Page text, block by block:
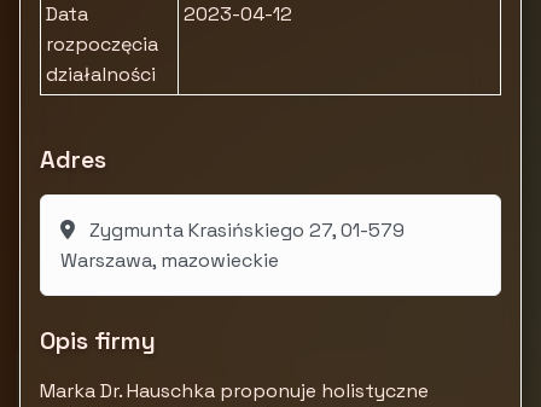
Data
rozpoczęcia
działalności
2023-04-12
Adres
Zygmunta Krasińskiego 27, 01-579
Warszawa, mazowieckie
Opis firmy
Marka Dr. Hauschka proponuje holistyczne